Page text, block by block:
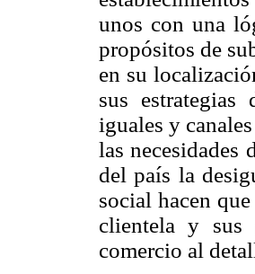
unos con una
propósitos de
en su
sus estrategias
iguales y
las necesidades
del país la
social hacen
clientela y sus
comercio al